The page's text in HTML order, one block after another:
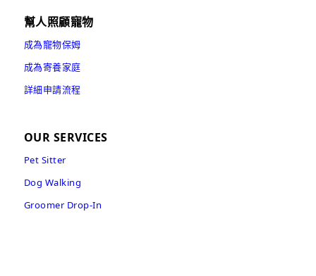
幫人照顧寵物
成為寵物保姆
成為寄養家庭
詳細申請流程
OUR SERVICES
Pet Sitter
Dog Walking
Groomer Drop-In